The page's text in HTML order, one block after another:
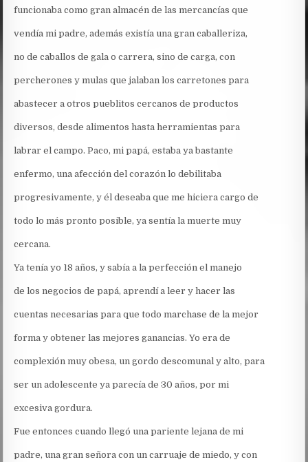
funcionaba como gran almacén de las mercancías que
vendía mi padre, además existía una gran caballeriza,
no de caballos de gala o carrera, sino de carga, con
percherones y mulas que jalaban los carretones para
abastecer a otros pueblitos cercanos de productos
diversos, desde alimentos hasta herramientas para
labrar el campo. Paco, mi papá, estaba ya bastante
enfermo, una afección del corazón lo debilitaba
progresivamente, y él deseaba que me hiciera cargo de
todo lo más pronto posible, ya sentía la muerte muy
cercana.
Ya tenía yo 18 años, y sabía a la perfección el manejo
de los negocios de papá, aprendí a leer y hacer las
cuentas necesarias para que todo marchase de la mejor
forma y obtener las mejores ganancias. Yo era de
complexión muy obesa, un gordo descomunal y alto, para
ser un adolescente ya parecía de 30 años, por mi
excesiva gordura.
Fue entonces cuando llegó una pariente lejana de mi
padre, una gran señora con un carruaje de miedo, y con